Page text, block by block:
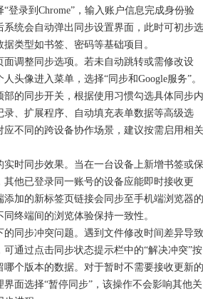
登录到Chrome”，输入账户信息完成身份验
系统会自动弹出同步设置界面，此时可初步选
类型如书签、密码等基础项目。
面调整同步选项。若未自动跳转或需修改设
头像进入菜单，选择“同步和Google服务”。
部的同步开关，根据使用习惯勾选具体同步内
录、扩展程序、自动填充表单数据等高级选
应不同的跨设备协作场景，建议按需启用相关
实时同步效果。当在一台设备上新增书签或保
其他已登录同一账号的设备应能即时接收更
添加的新标签页链接会同步至手机端浏览器的
终端间的浏览体验保持一致性。
的同步冲突问题。遇到文件修改时间差异导致
可通过点击同步状态提示栏中的“解决冲突”按
哪个版本的数据。对于暂时不需要接收更新的
界面选择“暂停同步”，该操作不会影响其他关